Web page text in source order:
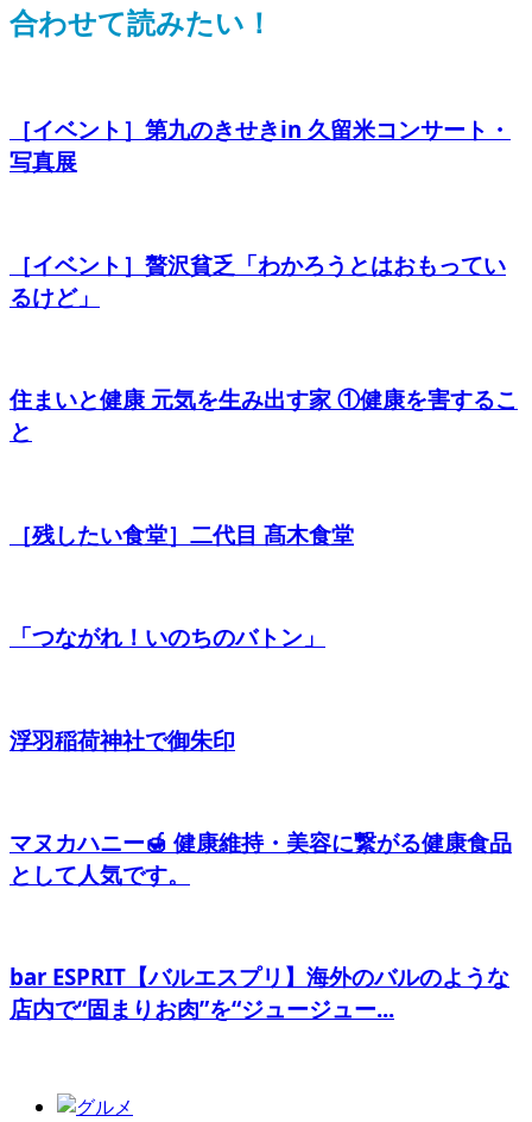
合わせて読みたい！
［イベント］第九のきせきin 久留米コンサート・
写真展
［イベント］贅沢貧乏「わかろうとはおもってい
るけど」
住まいと健康 元気を生み出す家 ①健康を害するこ
と
［残したい食堂］二代目 髙木食堂
「つながれ！いのちのバトン」
浮羽稲荷神社で御朱印
マヌカハニー🍯 健康維持・美容に繋がる健康食品
として人気です。
bar ESPRIT【バルエスプリ】海外のバルのような
店内で“固まりお肉”を“ジュージュー...